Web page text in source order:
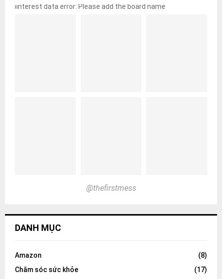
pinterest data error: Please add the board name
@thefirstmess
DANH MỤC
Amazon
(8)
Chăm sóc sức khỏe
(17)